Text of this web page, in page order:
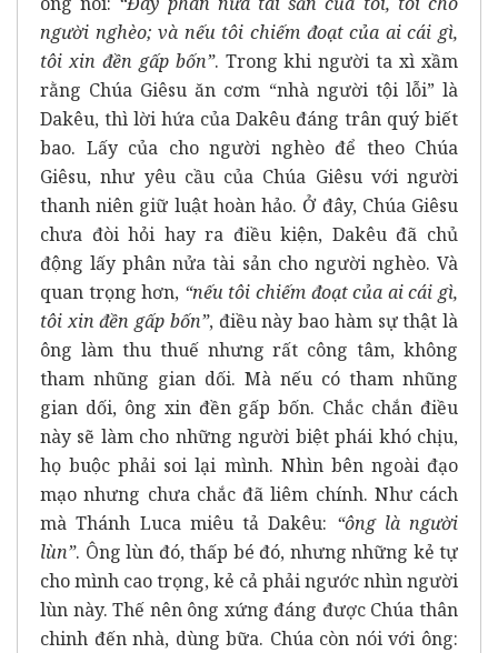
người nghèo; và nếu tôi chiếm đoạt của ai cái gì,
tôi xin đền gấp bốn”. Trong khi người ta xì xầm
rằng Chúa Giêsu ăn cơm “nhà người tội lỗi” là
Dakêu, thì lời hứa của Dakêu đáng trân quý biết
bao. Lấy của cho người nghèo để theo Chúa
Giêsu, như yêu cầu của Chúa Giêsu với người
thanh niên giữ luật hoàn hảo. Ở đây, Chúa Giêsu
chưa đòi hỏi hay ra điều kiện, Dakêu đã chủ
động lấy phân nửa tài sản cho người nghèo. Và
quan trọng hơn, “nếu tôi chiếm đoạt của ai cái gì,
tôi xin đền gấp bốn”, điều này bao hàm sự thật là
ông làm thu thuế nhưng rất công tâm, không
tham nhũng gian dối. Mà nếu có tham nhũng
gian dối, ông xin đền gấp bốn. Chắc chắn điều
này sẽ làm cho những người biệt phái khó chịu,
họ buộc phải soi lại mình. Nhìn bên ngoài đạo
mạo nhưng chưa chắc đã liêm chính. Như cách
mà Thánh Luca miêu tả Dakêu: “ông là người
lùn”. Ông lùn đó, thấp bé đó, nhưng những kẻ tự
cho mình cao trọng, kẻ cả phải ngước nhìn người
lùn này. Thế nên ông xứng đáng được Chúa thân
chinh đến nhà, dùng bữa. Chúa còn nói với ông: